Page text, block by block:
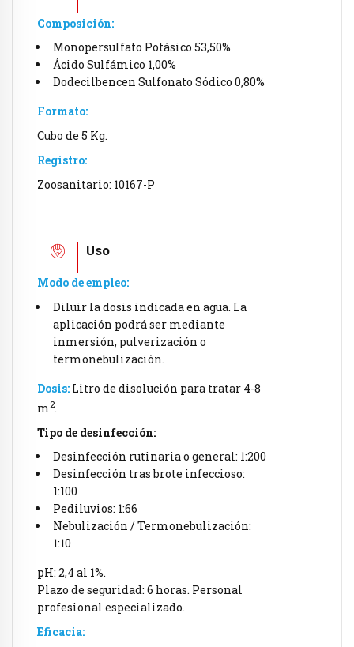
Composición:
Monopersulfato Potásico 53,50%
Ácido Sulfámico 1,00%
Dodecilbencen Sulfonato Sódico 0,80%
Formato:
Cubo de 5 Kg.
Registro:
Zoosanitario: 10167-P
Uso
Modo de empleo:
Diluir la dosis indicada en agua. La
aplicación podrá ser mediante
inmersión, pulverización o
termonebulización.
Dosis: Litro de disolución para tratar 4-8
m2.
Tipo de desinfección:
Desinfección rutinaria o general: 1:200
Desinfección tras brote infeccioso:
1:100
Pediluvios: 1:66
Nebulización / Termonebulización:
1:10
pH: 2,4 al 1%.
Plazo de seguridad: 6 horas. Personal
profesional especializado.
Eficacia: